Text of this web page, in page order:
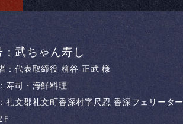
：武ちゃん寿し
：代表取締役 柳谷 正武 様
寿司・海鮮料理
礼文郡礼文町香深村字尺忍 香深フェリータ